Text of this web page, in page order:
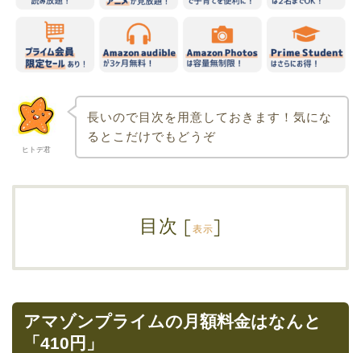
ヒトデ君
長いので目次を用意しておきます！気にな
るとこだけでもどうぞ
目次 [表示]
アマゾンプライムの月額料金はなんと
「410円」